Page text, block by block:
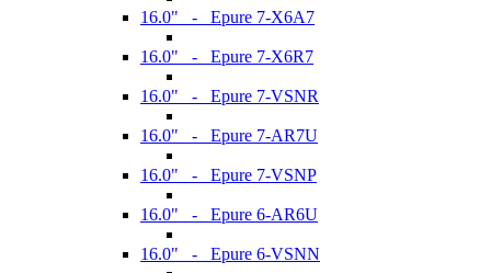
16.0" - Epure 7-X6A7
16.0" - Epure 7-X6R7
16.0" - Epure 7-VSNR
16.0" - Epure 7-AR7U
16.0" - Epure 7-VSNP
16.0" - Epure 6-AR6U
16.0" - Epure 6-VSNN